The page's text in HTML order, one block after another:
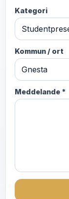
Kategori
Kommun / ort
Meddelande *